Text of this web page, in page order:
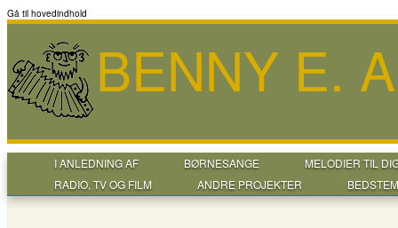
Gå til hovedindhold
BENNY E.
I ANLEDNING AF BØRNESANGE
MELODIER TIL
RADIO, TV OG FILM
ANDRE PROJEKTER